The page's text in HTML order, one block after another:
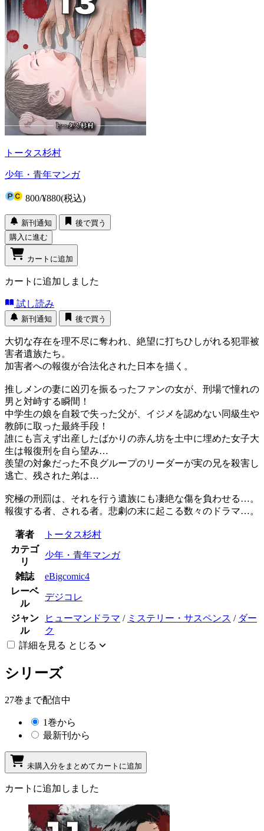
トータス杉村
少年・青年マンガ
800/¥880(税込)
新刊通知
後で買う
購入に進む
カートに追加
カートに追加しました
試し読み
新刊通知 後で買う
大切な存在を理不尽に奪われ、絶望に打ちひしがれる犯罪被
害者遺族たち。
加害者への報復が合法化された日本を描く。
推しメンの妻に凶刃を振るったファンの女が、刑場で憧れの
男と対峙する瞬間！
中学生の娘を自殺で失った父が、イジメを認めない同級生や
教師に取った最終手段！
誰にも言えず出産したばかりの赤ん坊を土中に埋めた女子大
生は報復刑を自ら望み…
羨望の対象だった不良グループのリーダーが実の兄を殺害し
逃亡、残された弟は…
究極の刑罰は、それを行う遺族にも凄絶な傷を負わせる…。
報復する者、される者。悲劇の末に起こる数々のドラマ…。
著者
トータス杉村
カテゴ
リ
少年・青年マンガ
雑誌
eBigcomic4
レーベ
ル
デジコレ
ジャン
ル
ヒューマンドラマ / ミステリー・サスペンス / ダー
ク
詳細を見る とじる
シリーズ
27巻まで配信中
1巻から
最新刊から
未購入分をまとめてカートに追加
カートに追加しました